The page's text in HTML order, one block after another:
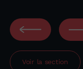
Voir la section